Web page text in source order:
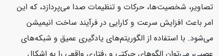
تصاویر، شخصیت‌ها، حرکات و تنظیمات صدا می‌پردازد، که این
امر باعث افزایش سرعت و کارایی در فرآیند ساخت انیمیشن
می‌شود. با استفاده از الگوریتم‌های یادگیری عمیق و شبکه‌های